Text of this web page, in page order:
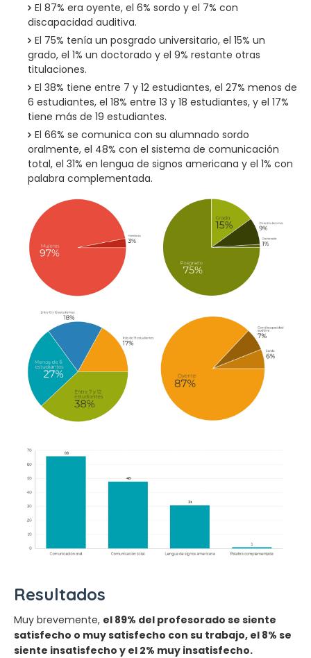
El 87% era oyente, el 6% sordo y el 7% con
discapacidad auditiva.
El 75% tenía un posgrado universitario, el 15% un
grado, el 1% un doctorado y el 9% restante otras
titulaciones.
El 38% tiene entre 7 y 12 estudiantes, el 27% menos de
6 estudiantes, el 18% entre 13 y 18 estudiantes, y el 17%
tiene más de 19 estudiantes.
El 66% se comunica con su alumnado sordo
oralmente, el 48% con el sistema de comunicación
total, el 31% en lengua de signos americana y el 1% con
palabra complementada.
Resultados
Muy brevemente, el 89% del profesorado se siente
satisfecho o muy satisfecho con su trabajo, el 8% se
siente insatisfecho y el 2% muy insatisfecho.